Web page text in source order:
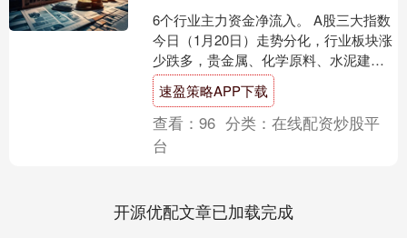
6个行业主力资金净流入。 A股三大指数
今日（1月20日）走势分化，行业板块涨
少跌多，贵金属、化学原料、水泥建
材、化纤行业涨幅居前，通信设备、光
伏设备、航天航空、....
速盈策略APP下载
查看：96 分类：在线配资炒股平
台
开源优配文章已加载完成